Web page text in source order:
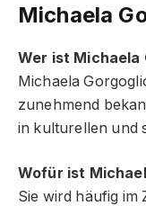
Michaela
Wer ist Michaela
Michaela
zunehmend
in kulturellen und
Wofür ist
Sie wird häufig im